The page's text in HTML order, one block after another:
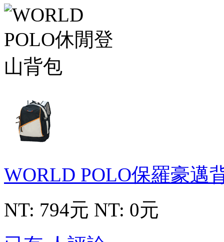
WORLD POLO保羅豪邁
NT: 794元 NT: 0元